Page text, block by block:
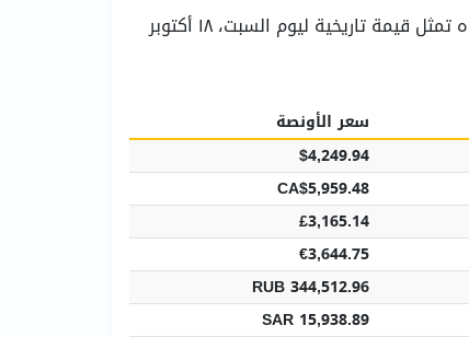
لتجنب أي خطاء وللزيادة في دقة حساب الأسعار، يرجى الانتباه إلى أن أسعار الذهب وأسعار صرف العملات المدرجة أدناه تمثل قيمة تاريخية ليوم السبت، ١٨ أكتوبر
سعر الأونصة
$4,249.94
CA$5,959.48
£3,165.14
€3,644.75
RUB 344,512.96
SAR 15,938.89